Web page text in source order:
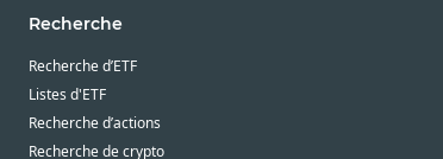
Recherche
Recherche d’ETF
Listes d'ETF
Recherche d’actions
Recherche de crypto